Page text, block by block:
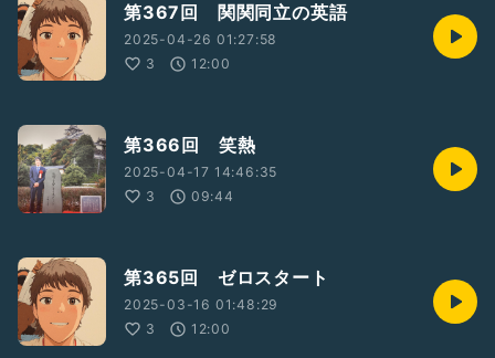
第367回 関関同立の英語
2025-04-26 01:27:58
3
12:00
第366回 笑熱
2025-04-17 14:46:35
3
09:44
第365回 ゼロスタート
2025-03-16 01:48:29
3
12:00